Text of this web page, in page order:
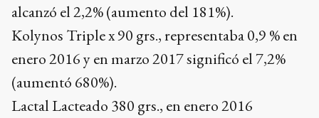
alcanzó el 2,2% (aumento del 181%).
Kolynos Triple x 90 grs., representaba 0,9 % en
enero 2016 y en marzo 2017 significó el 7,2%
(aumentó 680%).
Lactal Lacteado 380 grs., en enero 2016